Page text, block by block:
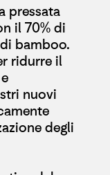
pressata
il 70% di
bamboo.
ridurre il
nuovi
degli